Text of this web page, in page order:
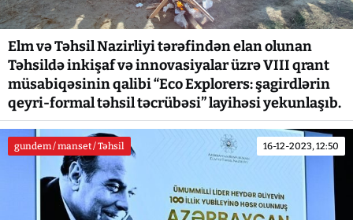
Elm və Təhsil Nazirliyi tərəfindən elan olunan
Təhsildə inkişaf və innovasiyalar üzrə VIII qrant
müsabiqəsinin qalibi “Eco Explorers: şagirdlərin
qeyri-formal təhsil təcrübəsi” layihəsi yekunlaşıb.
gundem / manset / Təhsil 16-12-2023, 12:50